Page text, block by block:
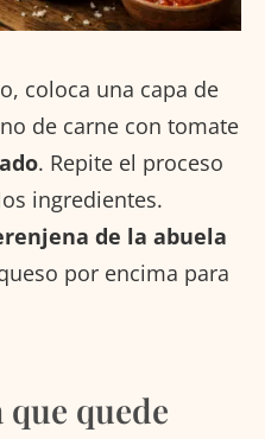
coloca una capa de
de carne con tomate
. Repite el proceso
ingredientes.
de la abuela
por encima para
quede